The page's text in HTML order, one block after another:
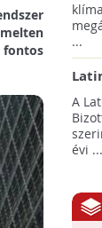
...
az
A
évi ...